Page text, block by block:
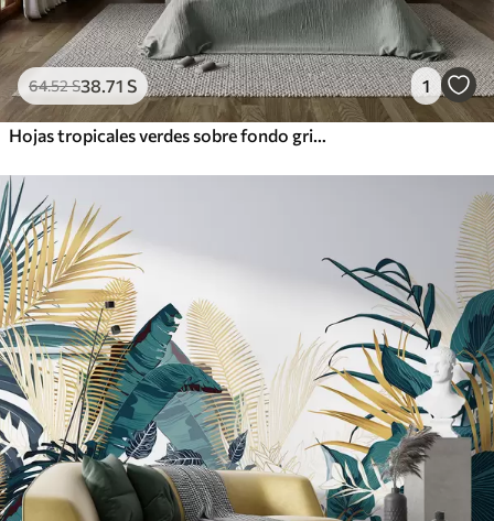
64.52S38 .71 S 1